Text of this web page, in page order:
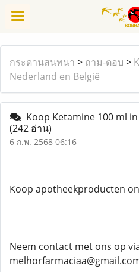
กระดานสนทนา > ถาม-ตอบ >
Nederland en België
Koop Ketamine 100 ml
(242 อ่าน)
6 ก.พ. 2568 06:16
Koop apotheekproducten
Neem contact met ons op